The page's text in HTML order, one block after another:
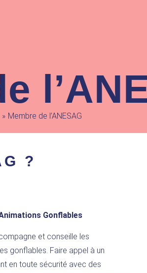
Membre de l’ANESAG
?
Gonflables
et conseille les
gonflables. Faire appel à un
en toute sécurité avec des